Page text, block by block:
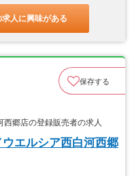
求人に興味がある
保存する
郷店の登録販売者の求人
エルシア西白河西郷